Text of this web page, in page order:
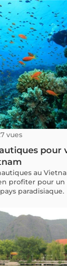
vues
pour
au
profiter pour
paradisiaque.